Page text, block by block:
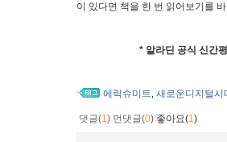
이 있다면 책을 한 번 읽어보기를
* 알라딘 공식 신간
에릭슈미트, 새로운디지털시
댓글(1) 먼댓글(0) 좋아요(1)